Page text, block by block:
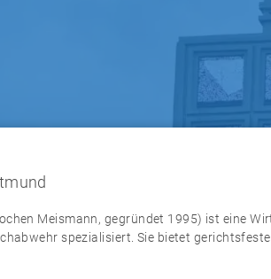
Meismann, gegründet 1995) ist eine
spezialisiert. Sie bietet